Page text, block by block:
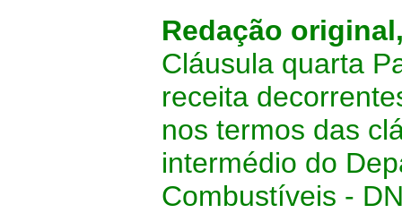
Redação
Cláusula quarta
receita
nos termos das
intermédio do
Combustíveis -